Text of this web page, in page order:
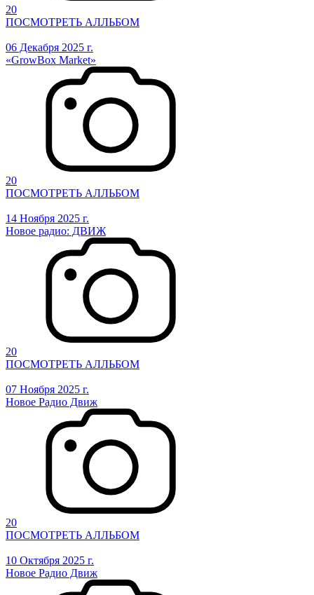
20
ПОСМОТРЕТЬ АЛЛЬБОМ
06 Декабря 2025 г.
«GrowBox Market»
20
ПОСМОТРЕТЬ АЛЛЬБОМ
14 Ноября 2025 г.
Новое радио: ДВИЖ
20
ПОСМОТРЕТЬ АЛЛЬБОМ
07 Ноября 2025 г.
Новое Радио Движ
20
ПОСМОТРЕТЬ АЛЛЬБОМ
10 Октября 2025 г.
Новое Радио Движ